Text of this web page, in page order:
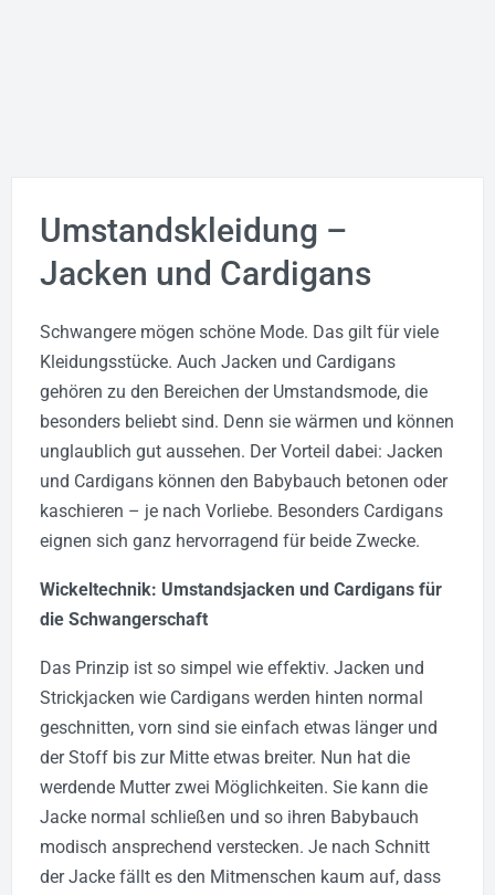
Umstandskleidung –
Jacken und Cardigans
Schwangere mögen schöne Mode. Das gilt für viele
Kleidungsstücke. Auch Jacken und Cardigans
gehören zu den Bereichen der Umstandsmode, die
besonders beliebt sind. Denn sie wärmen und können
unglaublich gut aussehen. Der Vorteil dabei: Jacken
und Cardigans können den Babybauch betonen oder
kaschieren – je nach Vorliebe. Besonders Cardigans
eignen sich ganz hervorragend für beide Zwecke.
Wickeltechnik: Umstandsjacken und Cardigans für
die Schwangerschaft
Das Prinzip ist so simpel wie effektiv. Jacken und
Strickjacken wie Cardigans werden hinten normal
geschnitten, vorn sind sie einfach etwas länger und
der Stoff bis zur Mitte etwas breiter. Nun hat die
werdende Mutter zwei Möglichkeiten. Sie kann die
Jacke normal schließen und so ihren Babybauch
modisch ansprechend verstecken. Je nach Schnitt
der Jacke fällt es den Mitmenschen kaum auf, dass